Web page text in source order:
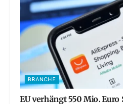
BRANCHE
EU verhängt 550 Mio. Euro